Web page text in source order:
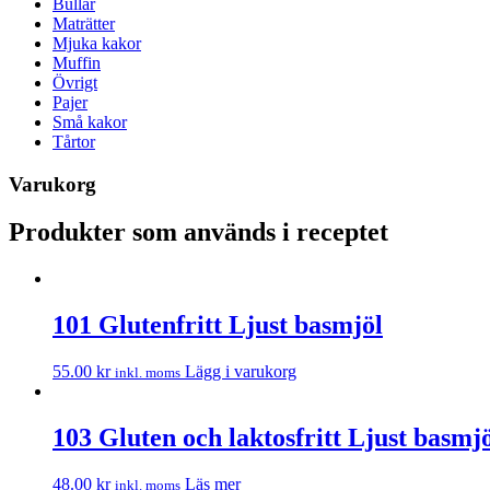
Maträtter
Mjuka kakor
Muffin
Övrigt
Pajer
Små kakor
Tårtor
Varukorg
Produkter som används i receptet
101 Glutenfritt Ljust basmjöl
55.00 kr inkl. moms Lägg i varukorg
103 Gluten och laktosfritt Ljust
48.00 kr inkl. moms Läs mer